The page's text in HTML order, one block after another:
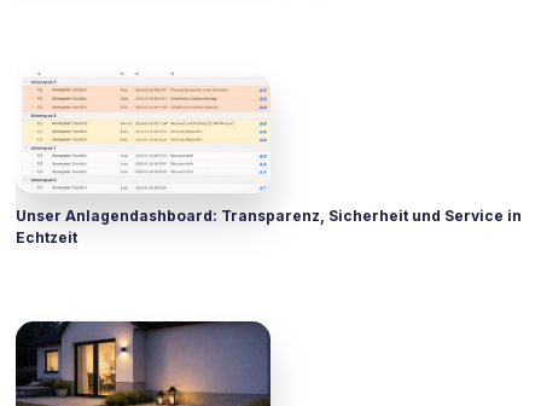
Unser Anlagendashboard: Transparenz, Sicherheit und Service in
Echtzeit